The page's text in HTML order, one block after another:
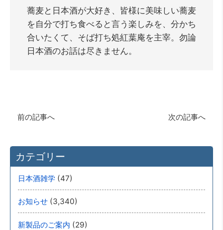
蕎麦と日本酒が大好き、皆様に美味しい蕎麦
を自分で打ち食べると言う楽しみを、分かち
合いたくて、そば打ち処紅葉庵を主宰。勿論
日本酒のお話は尽きません。
前の記事へ 次の記事へ
カテゴリー
日本酒雑学 (47)
お知らせ (3,340)
新製品のご案内 (29)